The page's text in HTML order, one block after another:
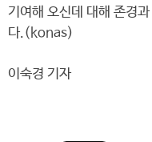
기여해 오신데 대해 존경
다.(konas)
이숙경 기자